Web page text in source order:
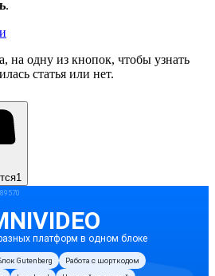
.
на одну из кнопок, чтобы узнать
статья или нет.
1